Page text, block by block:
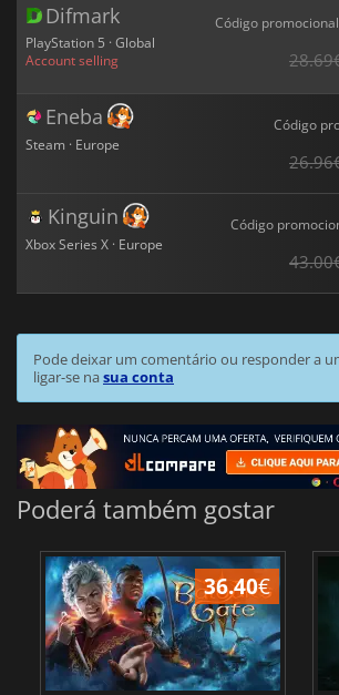
Difmark
PlayStation 5 · Global
Account selling
Código promocional
Eneba
Steam · Europe
Código
Kinguin
Xbox Series X · Europe
Código
Pode deixar um comentário ou responder a
ligar-se nasua conta
Poderá também gostar
36.40€